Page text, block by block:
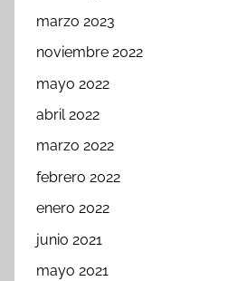
marzo 2023
noviembre 2022
mayo 2022
abril 2022
marzo 2022
febrero 2022
enero 2022
junio 2021
mayo 2021